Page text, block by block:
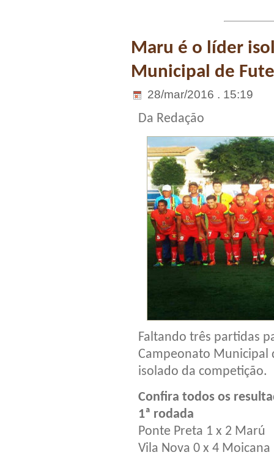
Maru é o líder
Municipal de
28/mar/2016 . 15:19
Da Redação
Faltando três partidas
Campeonato Municipal
isolado da competição.
Confira todos os
1ª rodada
Ponte Preta 1 x 2 Marú
Vila Nova 0 x 4 Moicana